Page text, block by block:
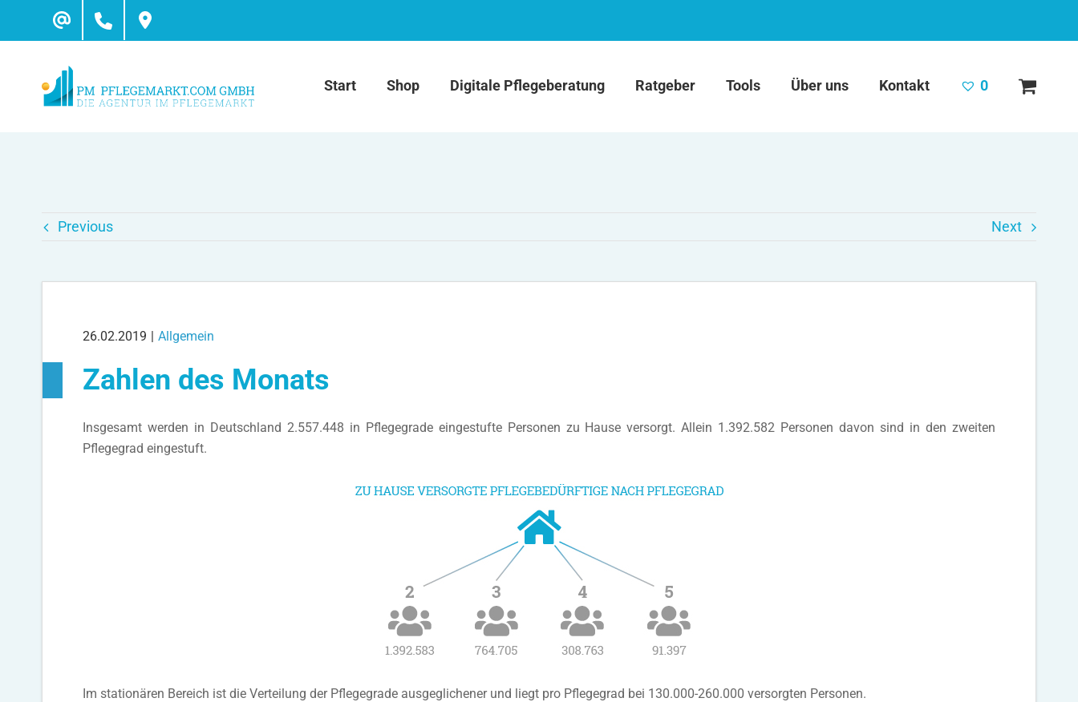
Start Shop Digitale Pflegeberatung Ratgeber Tools Über uns Kontakt 0
Previous Next
26.02.2019 | Allgemein
Zahlen des Monats
Insgesamt werden in Deutschland 2.557.448 in Pflegegrade eingestufte Personen zu Hause versorgt. Allein 1.392.582 Personen davon sind in den zweiten
Pflegegrad eingestuft.
Im stationären Bereich ist die Verteilung der Pflegegrade ausgeglichener und liegt pro Pflegegrad bei 130.000-260.000 versorgten Personen.